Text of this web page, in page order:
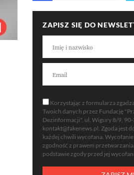
ZAPISZ SIĘ DO
Korzystając z formularza
Twoich danych przez Fundację
Dezinformacji", ul. Wigury 8/9, 90-
kontakt@fakenews.pl. Zgoda jest
każdej chwili wycofana. Wycofanie
zgodność z prawem
podstawie zgody przed jej